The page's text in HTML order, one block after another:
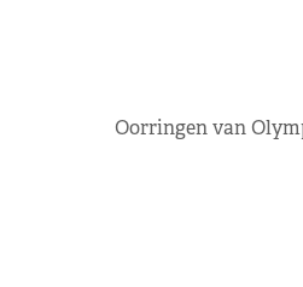
Oorringen van